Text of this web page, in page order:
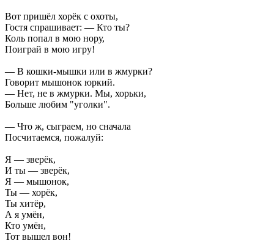
Вот пришёл хорёк с охоты,
Гостя спрашивает: — Кто ты?
Коль попал в мою нору,
Поиграй в мою игру!
— В кошки-мышки или в жмурки?
Говорит мышонок юркий.
— Нет, не в жмурки. Мы, хорьки,
Больше любим "уголки".
— Что ж, сыграем, но сначала
Посчитаемся, пожалуй:
Я — зверёк,
И ты — зверёк,
Я — мышонок,
Ты — хорёк,
Ты хитёр,
А я умён,
Кто умён,
Тот вышел вон!